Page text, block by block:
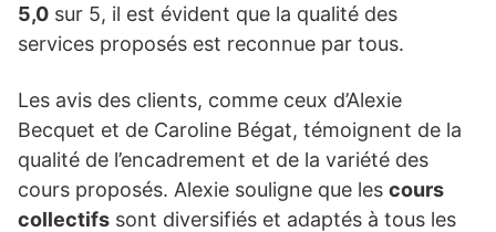
5,0 sur 5, il est évident que la qualité des
services proposés est reconnue par tous.
Les avis des clients, comme ceux d’Alexie
Becquet et de Caroline Bégat, témoignent de la
qualité de l’encadrement et de la variété des
cours proposés. Alexie souligne que les cours
collectifs sont diversifiés et adaptés à tous les